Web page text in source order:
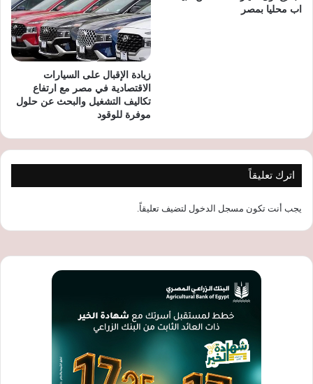
اب محليا بمصر
زيادة الإقبال على السيارات
الاقتصادية في مصر مع ارتفاع
تكاليف التشغيل والبحث عن حلول
موفرة للوقود
اترك تعليقاً
يجب أنت تكون مسجل الدخول لتضيف تعليقاً.